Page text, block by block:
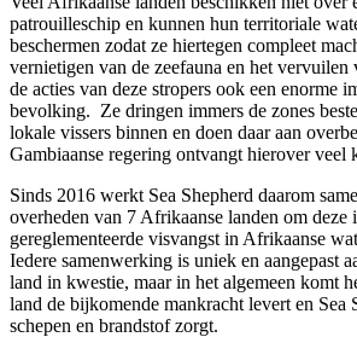
patrouilleschip en kunnen hun territoriale
beschermen zodat ze hiertegen compleet
vernietigen van de zeefauna en het vervuilen
de acties van deze stropers ook een enorme
bevolking. Ze dringen immers de zones
lokale vissers binnen en doen daar aan
Gambiaanse regering ontvangt hierover veel
Sinds 2016 werkt Sea Shepherd daarom
overheden van 7 Afrikaanse landen om deze
gereglementeerde visvangst in Afrikaanse
Iedere samenwerking is uniek en aangepast
land in kwestie, maar in het algemeen komt
land de bijkomende mankracht levert en Sea
schepen en brandstof zorgt.